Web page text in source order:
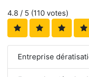
4.8 / 5 (110 votes)
Entreprise